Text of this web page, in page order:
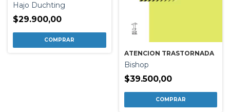
Hajo Duchting
$29.900,00
ATENCION TRASTORNADA
Bishop
$39.500,00